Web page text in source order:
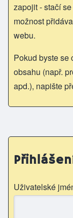
zapojit - stačí se
možnost
webu.
Pokud byste se
obsahu (např.
apd.), napište
Uživatelské